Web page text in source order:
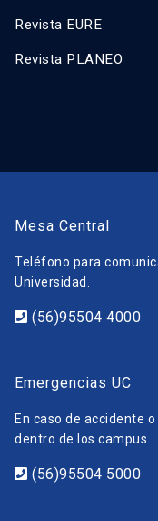
Revista EURE
Revista PLANEO
Mesa Central
Teléfono para
Universidad.
(56)95504 4000
Emergencias UC
En caso de accidente
dentro de los campus.
(56)95504 5000